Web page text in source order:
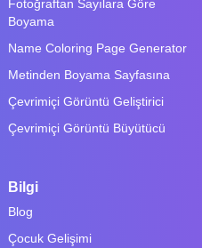
Fotoğraftan Sayılara Göre
Boyama
Name Coloring Page Generator
Metinden Boyama Sayfasına
Çevrimiçi Görüntü Geliştirici
Çevrimiçi Görüntü Büyütücü
Bilgi
Blog
Çocuk Gelişimi